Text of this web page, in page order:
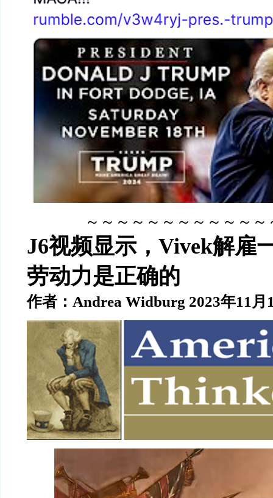
～～～～～～～～～～～～
J6视频显示， Vivek解雇
劳动力是正确的
作者： Andrea Widburg 2023年11 月